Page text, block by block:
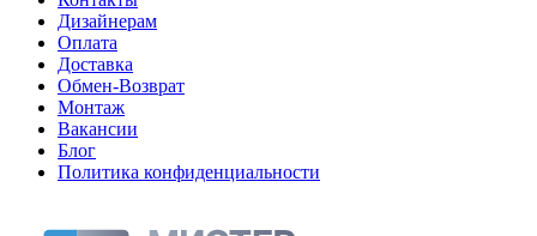
Дизайнерам
Оплата
Доставка
Обмен-Возврат
Монтаж
Вакансии
Блог
Политика конфиденциальности